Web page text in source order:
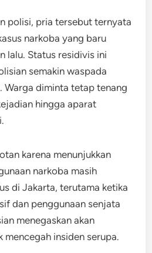
polisi, pria tersebut ternyata
narkoba yang baru
lalu. Status residivis ini
semakin waspada
Warga diminta tetap tenang
hingga aparat
karena menunjukkan
narkoba masih
di Jakarta, terutama ketika
dan penggunaan senjata
menegaskan akan
mencegah insiden serupa.